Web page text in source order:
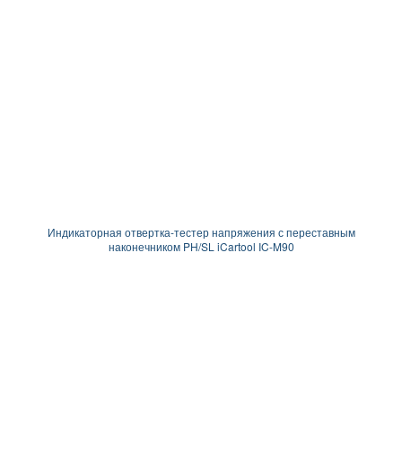
Индикаторная отвертка-тестер напряжения с переставным
наконечником PH/SL iCartool IC-M90